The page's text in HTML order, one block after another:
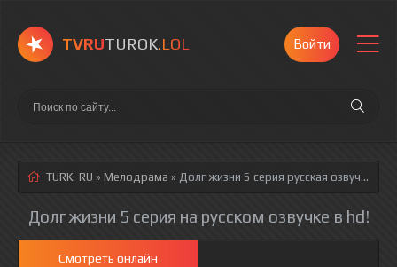
TVRUTUROK.LOL Войти
TURK-RU » Мелодрама » Долг жизни 5 серия русская озвучка полностью смотреть онлайн!
Долг жизни 5 серия на русском озвучке в hd!
Смотреть онлайн